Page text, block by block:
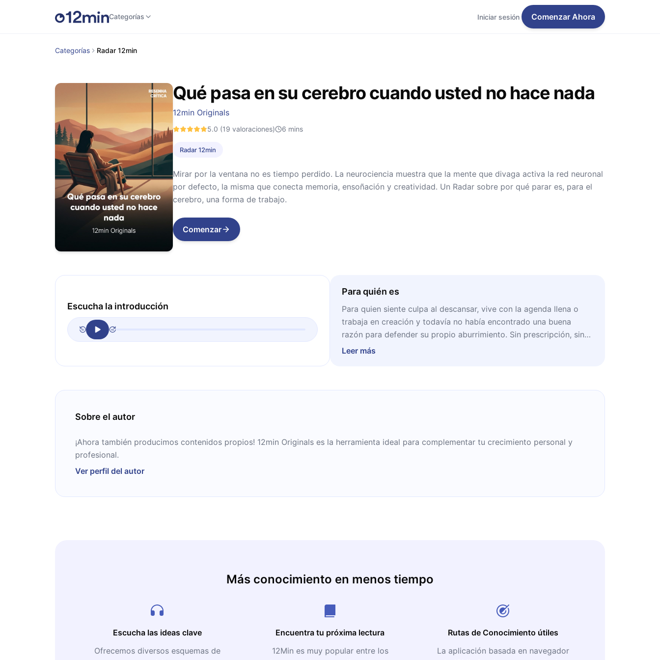
Categorías Iniciar sesión Comenzar Ahora
Categorías Radar 12min
Qué pasa en su cerebro cuando usted no hace nada
12min Originals
5.0 (19 valoraciones) 6 mins
Radar 12min
Mirar por la ventana no es tiempo perdido. La neurociencia muestra que la mente que divaga activa la red neuronal
por defecto, la misma que conecta memoria, ensoñación y creatividad. Un Radar sobre por qué parar es, para el
cerebro, una forma de trabajo.
Comenzar
Escucha la introducción
Para quién es
Para quien siente culpa al descansar, vive con la agenda llena o
trabaja en creación y todavía no había encontrado una buena
razón para defender su propio aburrimiento. Sin prescripción, sin
exigencia: solo lo que dice la evidencia sobre no hacer nada.
Leer más
Sobre el autor
¡Ahora también producimos contenidos propios! 12min Originals es la herramienta ideal para complementar tu crecimiento personal y
profesional.
Ver perfil del autor
Más conocimiento en menos tiempo
Escucha las ideas clave
Ofrecemos diversos esquemas de
Encuentra tu próxima lectura
12Min es muy popular entre los
Rutas de Conocimiento útiles
La aplicación basada en navegador